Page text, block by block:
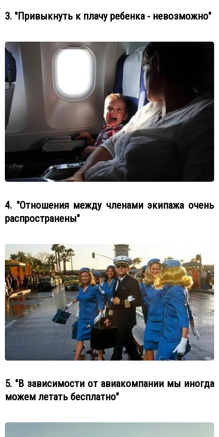
3. "Привыкнуть к плачу ребенка - невозможно"
4. "Отношения между членами экипажа очень
распространены"
5. "В зависимости от авиакомпании мы иногда
можем летать бесплатно"